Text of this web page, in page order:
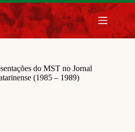
do MST no Jornal
(1985 – 1989)